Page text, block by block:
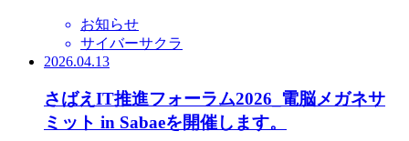
お知らせ
サイバーサクラ
2026.04.13
さばえIT推進フォーラム2026_電脳メガネサ
ミット in Sabaeを開催します。